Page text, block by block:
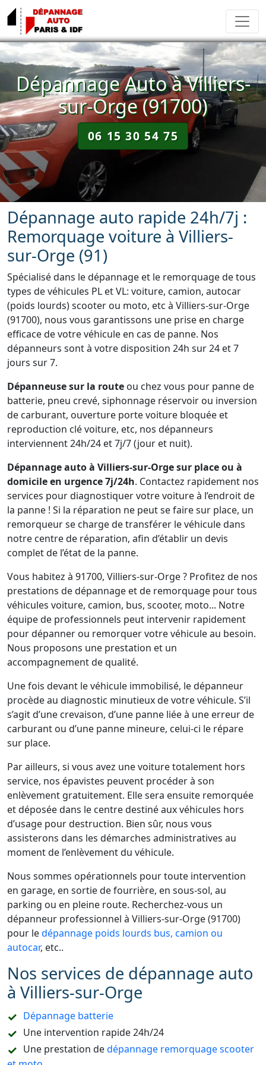
Dépannage Auto à Villiers-
sur-Orge (91700)
06 15 30 54 75
Dépannage auto rapide 24h/7j :
Remorquage voiture à Villiers-
sur-Orge (91)
Spécialisé dans le dépannage et le remorquage de tous
types de véhicules PL et VL: voiture, camion, autocar
(poids lourds) scooter ou moto, etc à Villiers-sur-Orge
(91700), nous vous garantissons une prise en charge
efficace de votre véhicule en cas de panne. Nos
dépanneurs sont à votre disposition 24h sur 24 et 7
jours sur 7.
Dépanneuse sur la route ou chez vous pour panne de
batterie, pneu crevé, siphonnage réservoir ou inversion
de carburant, ouverture porte voiture bloquée et
reproduction clé voiture, etc, nos dépanneurs
interviennent 24h/24 et 7j/7 (jour et nuit).
Dépannage auto à Villiers-sur-Orge sur place ou à
domicile en urgence 7j/24h. Contactez rapidement nos
services pour diagnostiquer votre voiture à l’endroit de
la panne ! Si la réparation ne peut se faire sur place, un
remorqueur se charge de transférer le véhicule dans
notre centre de réparation, afin d’établir un devis
complet de l’état de la panne.
Vous habitez à 91700, Villiers-sur-Orge ? Profitez de nos
prestations de dépannage et de remorquage pour tous
véhicules voiture, camion, bus, scooter, moto... Notre
équipe de professionnels peut intervenir rapidement
pour dépanner ou remorquer votre véhicule au besoin.
Nous proposons une prestation et un
accompagnement de qualité.
Une fois devant le véhicule immobilisé, le dépanneur
procède au diagnostic minutieux de votre véhicule. S’il
s’agit d’une crevaison, d’une panne liée à une erreur de
carburant ou d’une panne mineure, celui-ci le répare
sur place.
Par ailleurs, si vous avez une voiture totalement hors
service, nos épavistes peuvent procéder à son
enlèvement gratuitement. Elle sera ensuite remorquée
et déposée dans le centre destiné aux véhicules hors
d’usage pour destruction. Bien sûr, nous vous
assisterons dans les démarches administratives au
moment de l’enlèvement du véhicule.
Nous sommes opérationnels pour toute intervention
en garage, en sortie de fourrière, en sous-sol, au
parking ou en pleine route. Recherchez-vous un
dépanneur professionnel à Villiers-sur-Orge (91700)
pour ledépannage poids lourds bus, camion ou
autocar, etc..
Nos services de dépannage auto
à Villiers-sur-Orge
Dépannage batterie
Une intervention rapide 24h/24
Une prestation dedépannage remorquage scooter